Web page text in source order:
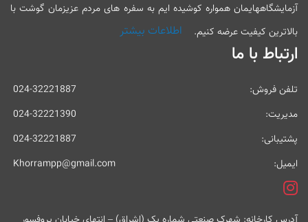
آزمایشگاههایمان همواره کوشیده ایم به سفره های مردم عزیزمان گوشت با
بالاترین کیفیت عرضه کنیم.
اطلاعات بیشتر
ارتباط با ما
تلفن فروش:
024-32221887
مدیریت:
024-32221390
پشتیبانی:
024-32221887
ایمیل:
Khorrampp@gmail.com